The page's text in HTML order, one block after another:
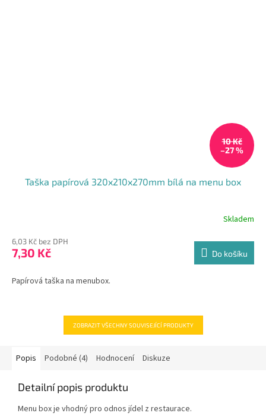
10 Kč
–27 %
Taška papírová 320x210x270mm bílá na menu box
produktu
je
z
Skladem
6,03 Kč bez DPH
7,30 Kč Do košíku
Papírová taška na menubox.
ZOBRAZIT VŠECHNY SOUVISEJÍCÍ PRODUKTY
Popis Podobné (4) Hodnocení Diskuze
Detailní popis produktu
Menu box je vhodný pro odnos jídel z restaurace.